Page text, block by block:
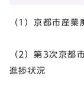
（1）京都市産
（2）第3次京都
進捗状況